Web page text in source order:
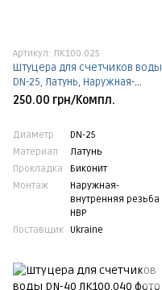
Артикул: ЛК100.025
Штуцера для счетчиков воды
DN-25, Латунь, Наружная-
внутренняя резьба НВР, DN-25,
250.00 грн/Компл.
Диаметр
DN-25
Материал
Латунь
Прокладка
Биконит
Монтаж
Наружная-
внутренняя резьба
НВР
Поставщик Ukraine